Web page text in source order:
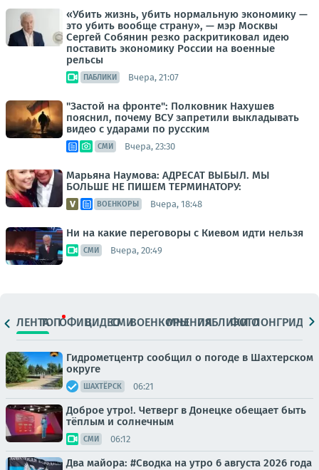
«Убить жизнь, убить нормальную экономику —
это убить вообще страну», — мэр Москвы
Сергей Собянин резко раскритиковал идею
поставить экономику России на военные
рельсы
ПАБЛИКИ Вчера, 21:07
"Застой на фронте": Полковник Нахушев
пояснил, почему ВСУ запретили выкладывать
видео с ударами по русским
СМИ Вчера, 23:30
Марьяна Наумова: АДРЕСАТ ВЫБЫЛ. МЫ
БОЛЬШЕ НЕ ПИШЕМ ТЕРМИНАТОРУ:
ВОЕНКОРЫ Вчера, 18:48
Ни на какие переговоры с Киевом идти нельзя
СМИ Вчера, 20:49
ЛЕНТАТОПОФИЦ.ВИДЕОСМИВОЕНКОРЫМНЕНИЯПАБЛИКИ
ФОТОЛОНГРИДЫ
Гидрометцентр сообщил о погоде в Шахтерском
округе
ШАХТЁРСК 06:21
Доброе утро!. Четверг в Донецке обещает быть
тёплым и солнечным
СМИ 06:12
Два майора: #Сводка на утро 6 августа 2026 года